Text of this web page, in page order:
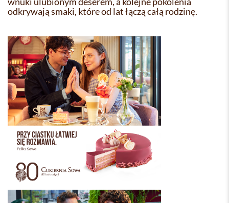
odkrywają smaki, które od lat łączą całą rodzinę.